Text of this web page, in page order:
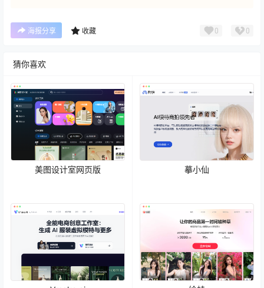
海报分享 收藏 0 0
猜你喜欢
美图设计室网页版 摹小仙